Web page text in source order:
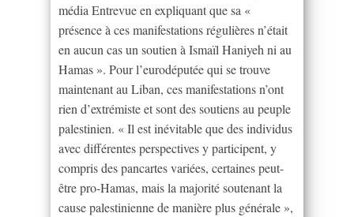
média Entrevue en expliquant que sa «
présence à ces manifestations régulières n’était
en aucun cas un soutien à Ismaïl Haniyeh ni au
Hamas ». Pour l’eurodéputée qui se trouve
maintenant au Liban, ces manifestations n’ont
rien d’extrémiste et sont des soutiens au peuple
palestinien. « Il est inévitable que des individus
avec différentes perspectives y participent, y
compris des pancartes variées, certaines peut-
être pro-Hamas, mais la majorité soutenant la
cause palestinienne de manière plus générale »,